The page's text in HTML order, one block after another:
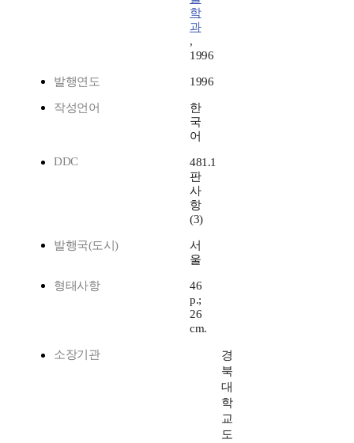
학
과
,
1996
발행연도 1996
작성언어
한
국
어
DDC
481.1
판
사
항
(3)
발행국(도시)
서
울
형태사항
46
p.;
26
cm.
소장기관
경
북
대
학
교
도